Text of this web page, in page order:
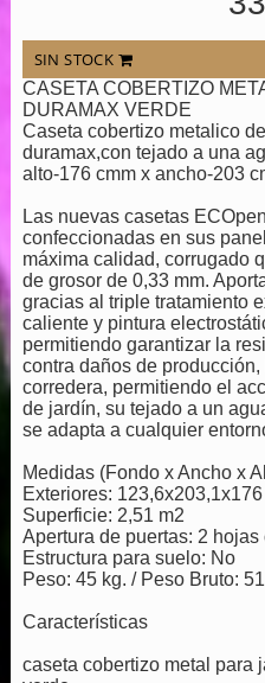
SIN STOCK
CASETA COBERTIZO
DURAMAX VERDE
Caseta cobertizo metalico
duramax,con tejado a una
alto-176 cmm x ancho-203
Las nuevas casetas
confeccionadas en sus
máxima calidad, corrugado
de grosor de 0,33 mm.
gracias al triple tratamiento
caliente y pintura
permitiendo garantizar la
contra daños de
corredera, permitiendo el
de jardín, su tejado a un
se adapta a cualquier
Medidas (Fondo x Ancho x
Exteriores: 123,6x203,1x176
Superficie: 2,51 m2
Apertura de puertas: 2
Estructura para suelo: No
Peso: 45 kg. / Peso Bruto:
Características
caseta cobertizo metal para